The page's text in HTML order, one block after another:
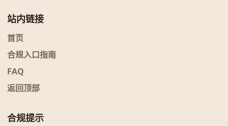
站内链接
首页
合规入口指南
FAQ
返回顶部
合规提示